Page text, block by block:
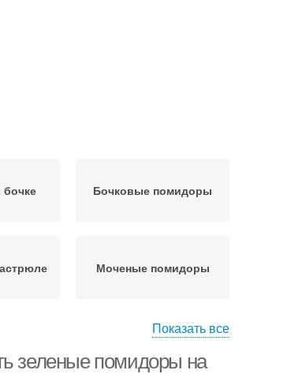
Бочковые помидоры
Моченые помидоры
Показать все
зеленые помидоры на